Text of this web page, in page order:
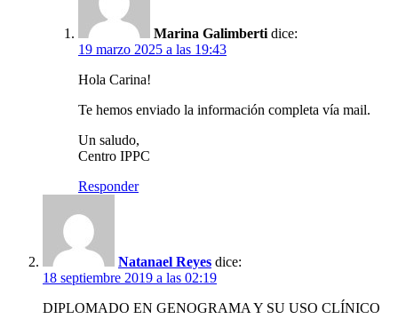
Marina Galimberti dice:
19 marzo 2025 a las 19:43
Hola Carina!
Te hemos enviado la información completa vía mail.
Un saludo,
Centro IPPC
Responder
Natanael Reyes dice:
18 septiembre 2019 a las 02:19
DIPLOMADO EN GENOGRAMA Y SU USO CLÍNICO